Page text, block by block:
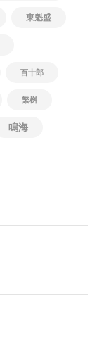
東魁盛
百十郎
繁桝
鳴海